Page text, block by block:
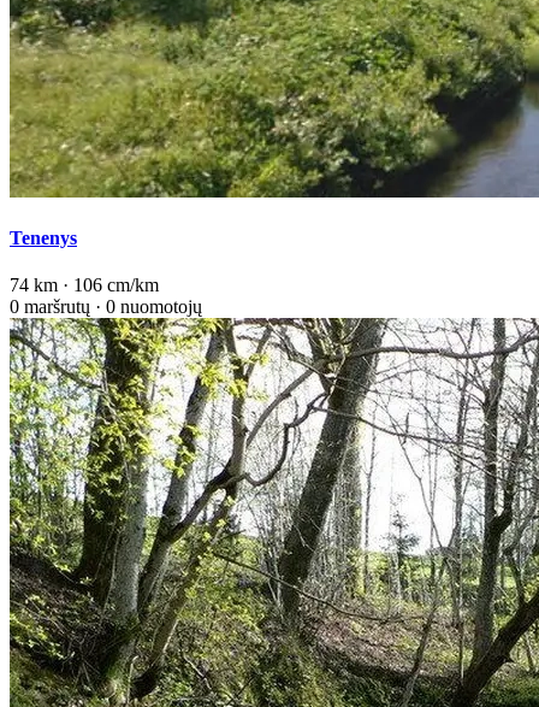
Tenenys
74 km · 106 cm/km
0 maršrutų · 0 nuomotojų